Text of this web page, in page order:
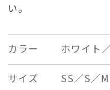
い。
カラー ホワイト
サイズ SS／S／